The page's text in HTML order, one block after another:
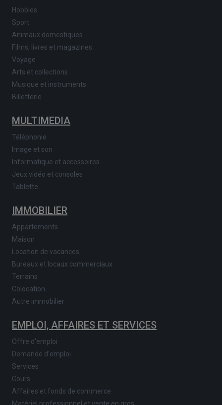
Hobbies
Sport
Animaux domestiques
Films, livres et magazines
Voyage
Arts et collections
Musique et instruments
Billetterie
MULTIMEDIA
Téléphonie
Image et son
Informatique et accessoires
Jeux vidéo et consoles
Tablette
IMMOBILIER
Appartements
Maison
Location de vacances
Bureaux et locaux commerciaux
Terrains
Colocation
Autre immobilier
EMPLOI, AFFAIRES ET SERVICES
Offre d'emploi
Demande d'emploi
Services
Cours
Affaires et fonds de commerce
Matériel professionnel et vente en gros